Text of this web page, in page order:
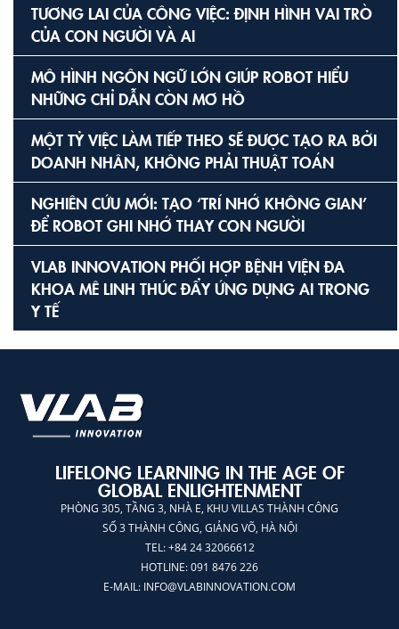
TƯƠNG LAI CỦA CÔNG VIỆC: ĐỊNH HÌNH VAI TRÒ
CỦA CON NGƯỜI VÀ AI
MÔ HÌNH NGÔN NGỮ LỚN GIÚP ROBOT HIỂU
NHỮNG CHỈ DẪN CÒN MƠ HỒ
MỘT TỶ VIỆC LÀM TIẾP THEO SẼ ĐƯỢC TẠO RA BỞI
DOANH NHÂN, KHÔNG PHẢI THUẬT TOÁN
NGHIÊN CỨU MỚI: TẠO ‘TRÍ NHỚ KHÔNG GIAN’
ĐỂ ROBOT GHI NHỚ THAY CON NGƯỜI
VLAB INNOVATION PHỐI HỢP BỆNH VIỆN ĐA
KHOA MÊ LINH THÚC ĐẨY ỨNG DỤNG AI TRONG
Y TẾ
LIFELONG LEARNING IN THE AGE OF
GLOBAL ENLIGHTENMENT
PHÒNG 305, TẦNG 3, NHÀ E, KHU VILLAS THÀNH CÔNG
SỐ 3 THÀNH CÔNG, GIẢNG VÕ, HÀ NỘI
TEL: +84 24 32066612
HOTLINE: 091 8476 226
E-MAIL: INFO@VLABINNOVATION.COM